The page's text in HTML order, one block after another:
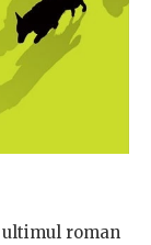
ultimul roman